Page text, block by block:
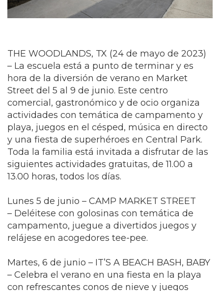
THE WOODLANDS, TX (24 de mayo de 2023)
– La escuela está a punto de terminar y es
hora de la diversión de verano en Market
Street del 5 al 9 de junio. Este centro
comercial, gastronómico y de ocio organiza
actividades con temática de campamento y
playa, juegos en el césped, música en directo
y una fiesta de superhéroes en Central Park.
Toda la familia está invitada a disfrutar de las
siguientes actividades gratuitas, de 11.00 a
13.00 horas, todos los días.
Lunes 5 de junio – CAMP MARKET STREET
– Deléitese con golosinas con temática de
campamento, juegue a divertidos juegos y
relájese en acogedores tee-pee.
Martes, 6 de junio – IT’S A BEACH BASH, BABY
– Celebra el verano en una fiesta en la playa
con refrescantes conos de nieve y juegos